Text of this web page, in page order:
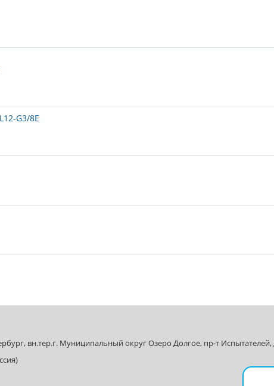
G3/8E
вн.тер.г. Муниципальный округ Озеро Долгое, пр-т